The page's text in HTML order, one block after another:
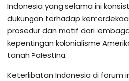
Indonesia yang selama ini
dukungan terhadap
prosedur dan motif dari
kepentingan kolonialisme
tanah Palestina.
Keterlibatan Indonesia di forum